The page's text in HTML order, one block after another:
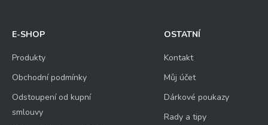
E-SHOP
Produkty
Obchodní podmínky
Odstoupení od kupní
smlouvy
OSTATNÍ
Kontakt
Můj účet
Dárkové poukazy
Rady a tipy